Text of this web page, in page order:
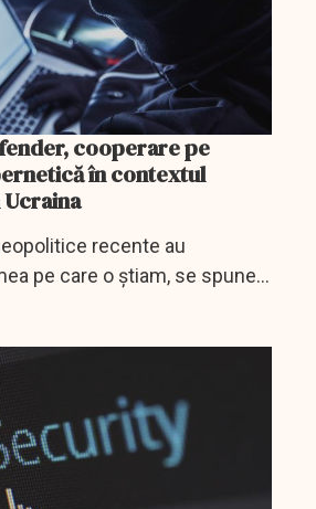
cooperare pe
în contextul
recente au
pe care o știam, se spune
al Directoratului Național de